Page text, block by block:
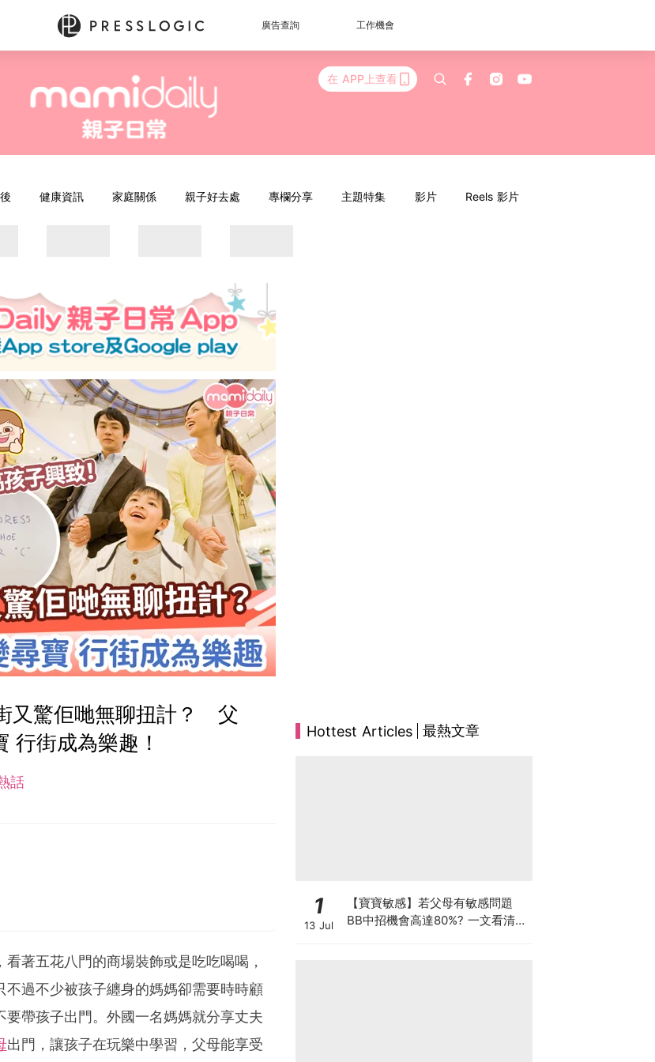
廣告查詢 工作機會
在 APP上查看
健康資訊 家庭關係 親子好去處 專欄分享 主題特集 影片 Reels 影片
又驚佢哋無聊扭計？ 父
行街成為樂趣！
話
著五花八門的商場裝飾或是吃吃喝喝，
過不少被孩子纏身的媽媽卻需要時時顧
帶孩子出門。外國一名媽媽就分享丈夫
出門，讓孩子在玩樂中學習，父母能享受
Hottest Articles 最熱文章
1
13 Jul
【寶寶敏感】若父母有敏感問題
BB中招機會高達80%? 一文看清預